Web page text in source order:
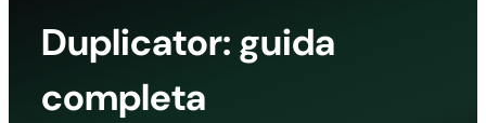
Duplicator: guida
completa